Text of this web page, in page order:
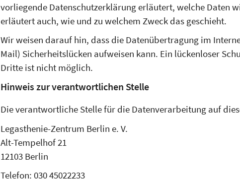
vorliegende Datenschutzerklärung erläutert, welche Daten
erläutert auch, wie und zu welchem Zweck das geschieht.
Wir weisen darauf hin, dass die Datenübertragung im
Mail) Sicherheitslücken aufweisen kann. Ein lückenloser
Dritte ist nicht möglich.
Hinweis zur verantwortlichen Stelle
Die verantwortliche Stelle für die Datenverarbeitung auf
Legasthenie-Zentrum Berlin e. V.
Alt-Tempelhof 21
12103 Berlin
Telefon: 030 45022233